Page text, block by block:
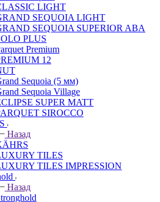
LIGHT
SEQUOIA LIGHT
SEQUOIA SUPERIOR ABA
PLUS
Premium
12
Sequoia (5 мм)
Sequoia Village
SUPER MATT
SIROCCO
Назад
TILES
TILES IMPRESSION
Назад